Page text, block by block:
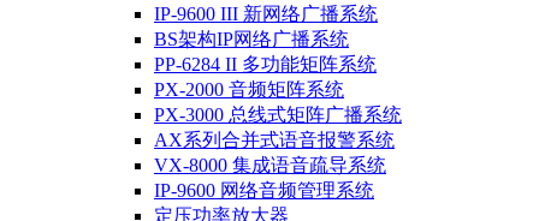
IP-9600 III 新网络广播系统
BS架构IP网络广播系统
PP-6284 II 多功能矩阵系统
PX-2000 音频矩阵系统
PX-3000 总线式矩阵广播系统
AX系列合并式语音报警系统
VX-8000 集成语音疏导系统
IP-9600 网络音频管理系统
定压功率放大器